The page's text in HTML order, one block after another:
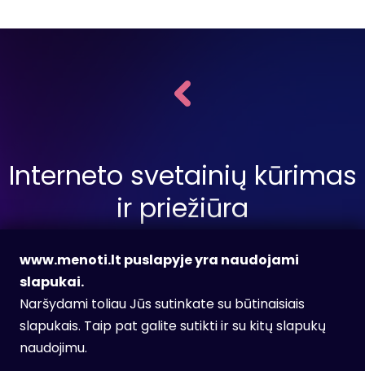
Interneto svetainių kūrimas
ir priežiūra
Siųsti užklausą
www.menoti.lt puslapyje yra naudojami
slapukai.
Naršydami toliau Jūs sutinkate su būtinaisiais
slapukais. Taip pat galite sutikti ir su kitų slapukų
naudojimu.